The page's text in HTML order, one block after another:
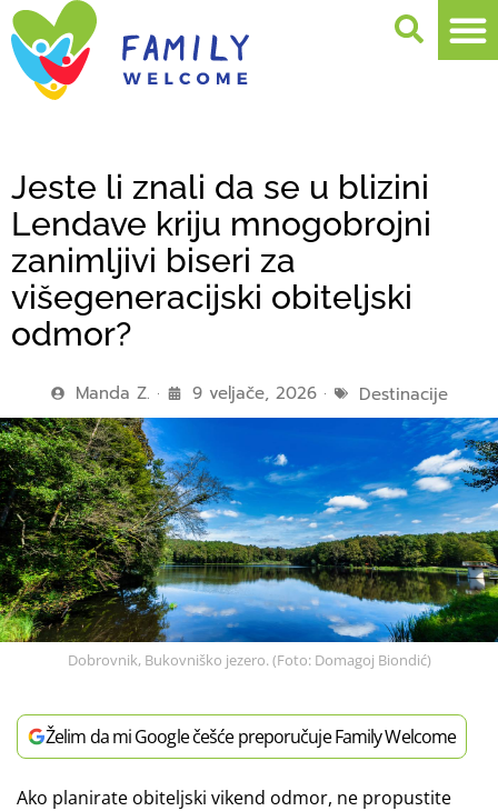
Jeste li znali da se u blizini
Lendave kriju mnogobrojni
zanimljivi biseri za
višegeneracijski obiteljski
odmor?
Manda Z. 9 veljače, 2026 Destinacije
Dobrovnik, Bukovniško jezero. (Foto: Domagoj Biondić)
Želim da mi Google češće preporučuje Family Welcome
Ako planirate obiteljski vikend odmor, ne propustite